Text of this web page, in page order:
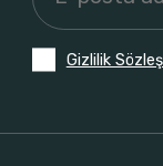
Gizlilik